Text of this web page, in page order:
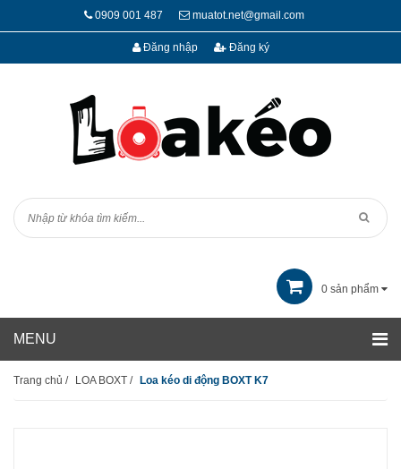
0909 001 487 muatot.net@gmail.com
Đăng nhập Đăng ký
0 sản phẩm
Trang chủ / LOA BOXT / Loa kéo di động BOXT K7